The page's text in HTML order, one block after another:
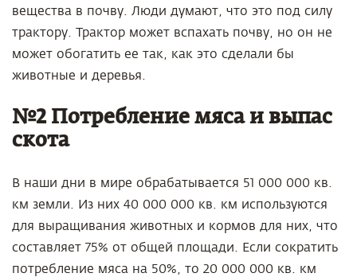
вещества в почву. Люди думают, что это под силу
трактору. Трактор может вспахать почву, но он не
может обогатить ее так, как это сделали бы
животные и деревья.
№2 Потребление мяса и выпас
скота
В наши дни в мире обрабатывается 51 000 000 кв.
км земли. Из них 40 000 000 кв. км используются
для выращивания животных и кормов для них, что
составляет 75% от общей площади. Если сократить
потребление мяса на 50%, то 20 000 000 кв. км